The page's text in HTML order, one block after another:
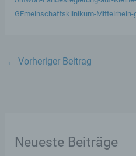
GEmeinschaftsklinikum-Mittelrhein-
← Vorheriger Beitrag
Neueste Beiträge
Funktionsfähigkeit unserer
eines Cyberangriffes die
notwendigen
Schutzniveau für die von
personenbezogenen